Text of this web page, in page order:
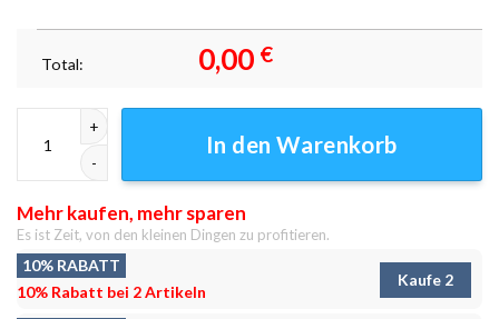
Total: 0,00 €
In den Warenkorb
Mehr kaufen, mehr sparen
Es ist Zeit, von den kleinen Dingen zu profitieren.
10% RABATT
10% Rabatt bei 2 Artikeln
Kaufe 2